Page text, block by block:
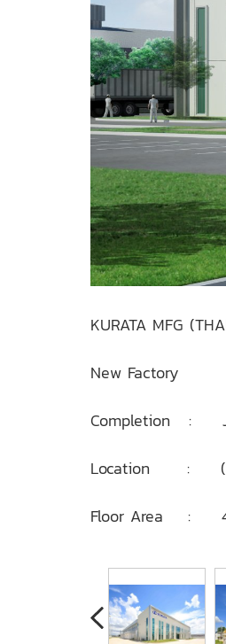
KURATA MFG
New Factory
Completion :
Location :
Floor Area :